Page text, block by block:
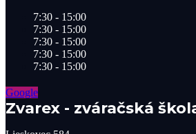
7:30 - 15:00
7:30 - 15:00
7:30 - 15:00
7:30 - 15:00
7:30 - 15:00
Google
Zvarex - zváračská